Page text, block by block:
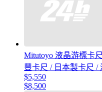
Mitutoyo 液晶游標卡
豐卡尺 / 日本製卡尺 /
$5,550
$8,500